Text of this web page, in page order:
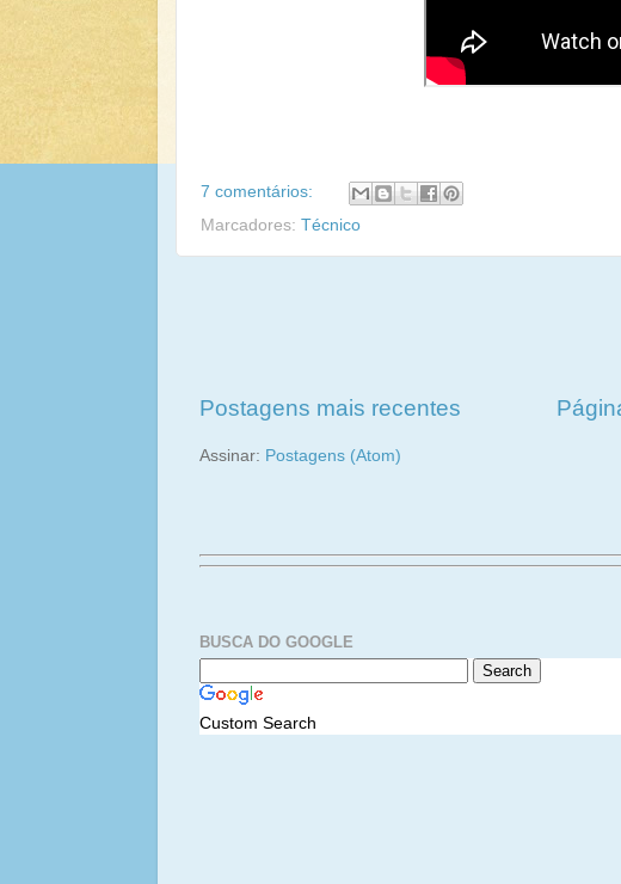
7 comentários:
Marcadores: Técnico
Postagens mais recentes
Assinar: Postagens (Atom)
BUSCA DO GOOGLE
Custom Search